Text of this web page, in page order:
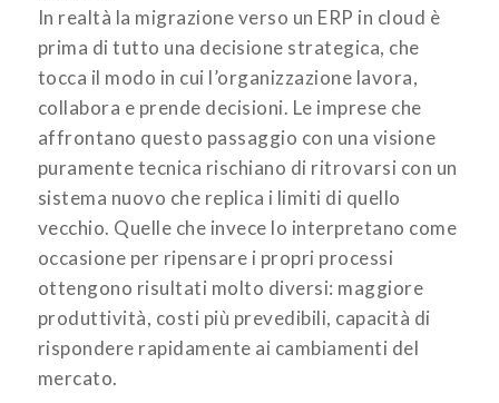
In realtà la migrazione verso un ERP in cloud è
prima di tutto una decisione strategica, che
tocca il modo in cui l’organizzazione lavora,
collabora e prende decisioni. Le imprese che
affrontano questo passaggio con una visione
puramente tecnica rischiano di ritrovarsi con un
sistema nuovo che replica i limiti di quello
vecchio. Quelle che invece lo interpretano come
occasione per ripensare i propri processi
ottengono risultati molto diversi: maggiore
produttività, costi più prevedibili, capacità di
rispondere rapidamente ai cambiamenti del
mercato.